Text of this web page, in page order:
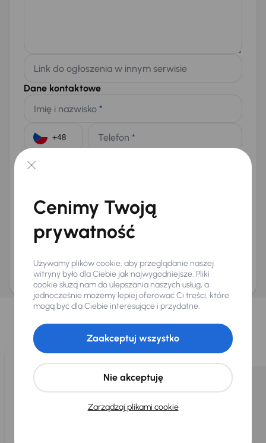
Link do ogłoszenia w innym serwisie
Dane kontaktowe
Imię i nazwisko *
Telefon *
E-mail
Na numer telefonu (opcjonalnie)
Wyślij zapytanie
ani zagwarantowaną dostępnością pojazdu. AURES Holdings a.s., z siedzibą
Dopraváků 874/15, Čimice, 184 00 Praga 8, będzie przechowywać i przetwarzać
Twoje dane osobowe zgodnie z zasadami ochrony i przetwarzaniadanych
osobowych
Wybraliśmy dla Ciebie
Wybieramy dla Ciebienajlepsze pojazdyz naszej oferty. Kupimy
dla Ciebiedo 400 pojazdówkażdego dnia.
Cenimy Twoją
prywatność
Używamy plików cookie, aby przeglądanie naszej
witryny było dla Ciebie jak najwygodniejsze. Pliki
cookie służą nam do ulepszania naszych usług, a
jednocześnie możemy lepiej oferować Ci treści, które
mogą być dla Ciebie interesujące i przydatne.
Zarządzaj plikami cookie
Nie akceptuję
Zaakceptuj wszystko